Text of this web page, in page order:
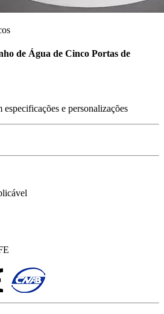
de Água de Cinco Portas de
especificações e personalizações